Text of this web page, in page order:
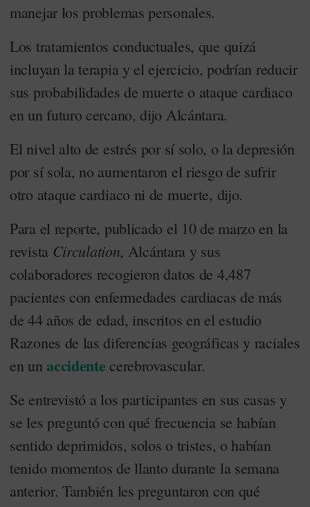
manejar los problemas personales.
Los tratamientos conductuales, que quizá
incluyan la terapia y el ejercicio, podrían reducir
sus probabilidades de muerte o ataque cardiaco
en un futuro cercano, dijo Alcántara.
El nivel alto de estrés por sí solo, o la depresión
por sí sola, no aumentaron el riesgo de sufrir
otro ataque cardiaco ni de muerte, dijo.
Para el reporte, publicado el 10 de marzo en la
revista Circulation, Alcántara y sus
colaboradores recogieron datos de 4,487
pacientes con enfermedades cardiacas de más
de 44 años de edad, inscritos en el estudio
Razones de las diferencias geográficas y raciales
en unaccidente cerebrovascular.
Se entrevistó a los participantes en sus casas y
se les preguntó con qué frecuencia se habían
sentido deprimidos, solos o tristes, o habían
tenido momentos de llanto durante la semana
anterior. También les preguntaron con qué